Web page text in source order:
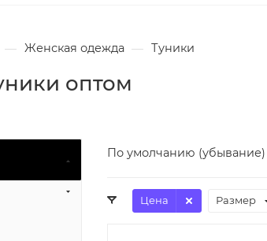
— Женская одежда — Туники
оптом
По умолчанию (убывание)
Цена Размер